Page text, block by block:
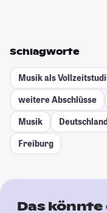
Schlagworte
Musik als
weitere Abschlüsse
Musik
Freiburg
Das